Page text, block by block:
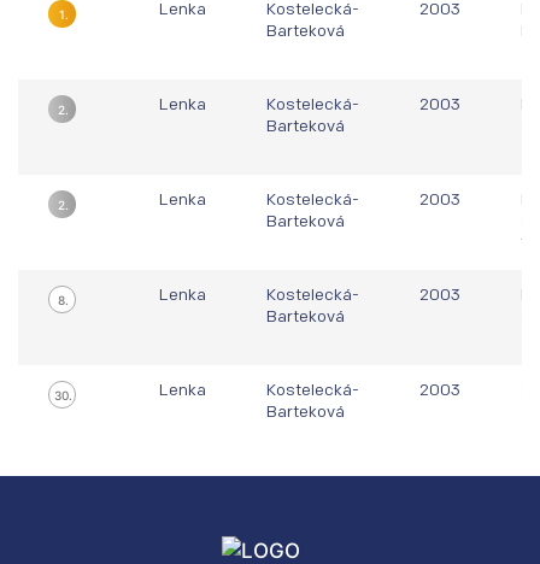
1. Lenka
Kostelecká-
Barteková
2003
2. Lenka
Kostelecká-
Barteková
2003
2. Lenka
Kostelecká-
Barteková
2003
8. Lenka
Kostelecká-
Barteková
2003
30. Lenka
Kostelecká-
Barteková
2003